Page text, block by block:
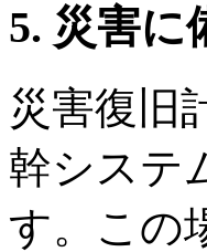
5. 災害に
災害復旧
幹システ
す。この